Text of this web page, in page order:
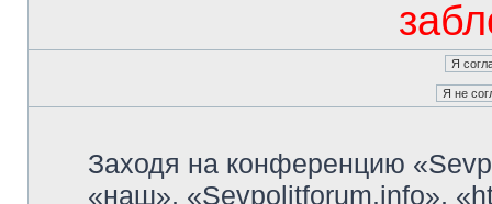
Заходя на конференцию
«наш», «Sevpolitforum.info»,